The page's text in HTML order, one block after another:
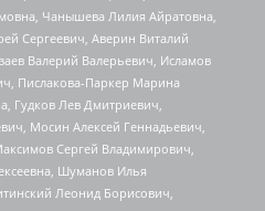
Чанышева Лилия Айратовна,
Сергеевич, Аверин Виталий
Валерий Валерьевич, Исламов
Пислакова-Паркер Марина
Гудков Лев Дмитриевич,
Мосин Алексей Геннадьевич,
Сергей Владимирович,
Шуманов Илья
Леонид Борисович,